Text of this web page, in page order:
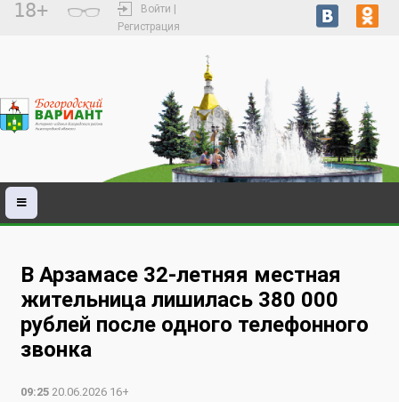
18+
Войти |
Регистрация
В Арзамасе 32-летняя местная
жительница лишилась 380 000
рублей после одного телефонного
звонка
09:25 20.06.2026 16+